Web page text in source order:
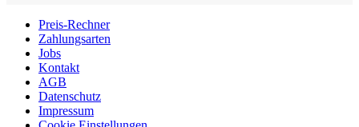
Preis-Rechner
Zahlungsarten
Jobs
Kontakt
AGB
Datenschutz
Impressum